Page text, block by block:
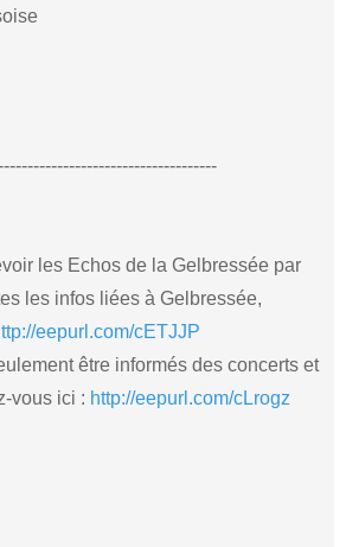
les Echos de la Gelbressée par
les infos liées à Gelbressée,
eepurl.com/cETJJP
être informés des concerts et
vous ici : http://eepurl.com/cLrogz